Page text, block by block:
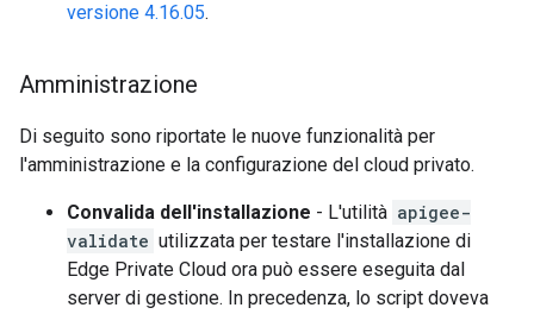
versione 4.16.05.
Amministrazione
Di seguito sono riportate le nuove funzionalità per
l'amministrazione e la configurazione del cloud privato.
Convalida dell'installazione - L'utilità apigee-
validate utilizzata per testare l'installazione di
Edge Private Cloud ora può essere eseguita dal
server di gestione. In precedenza, lo script doveva